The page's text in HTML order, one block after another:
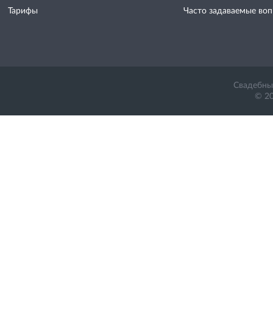
Тарифы Часто задаваемые
©